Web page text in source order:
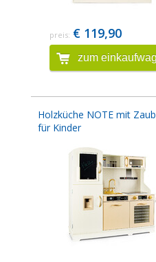
preis: € 119,90
zum
Holzküche NOTE mit
für Kinder